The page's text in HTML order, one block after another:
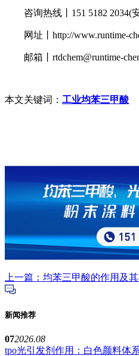
咨询热线丨151 5182 2034(
网址丨http://www.runtime-
邮箱丨rtdchem@runtime-
本文关键词： 工业均苯三甲酸
上一篇：均苯三甲酸的作用及
新闻推荐
072026.08
tpo光引发剂作用：白色颜料体